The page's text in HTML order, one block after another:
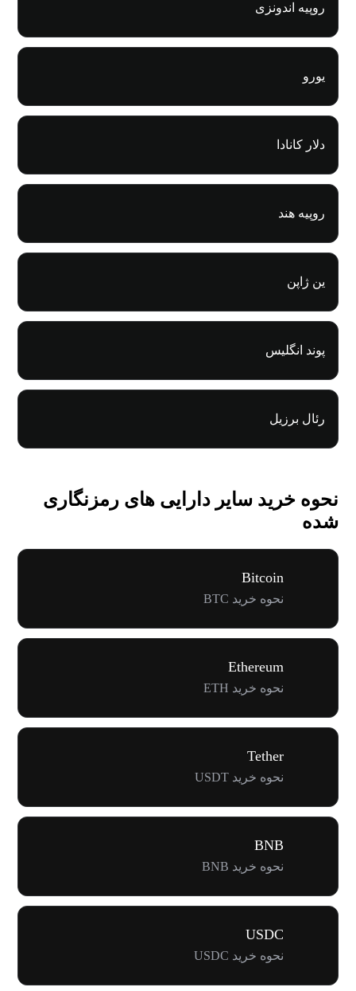
روپیه اندونزی
یورو
دلار کانادا
روپیه هند
ین ژاپن
پوند انگلیس
رئال برزیل
نحوه خرید سایر دارایی های رمزنگاری
شده
Bitcoin
نحوه خرید BTC
Ethereum
نحوه خرید ETH
Tether
نحوه خرید USDT
BNB
نحوه خرید BNB
USDC
نحوه خرید USDC